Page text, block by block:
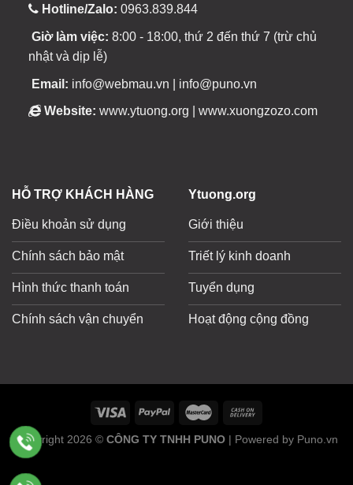
Hotline/Zalo: 0963.839.844
Giờ làm việc: 8:00 - 18:00, thứ 2 đến thứ 7 (trừ chủ
nhật và dịp lễ)
Email: info@webmau.vn | info@puno.vn
Website: www.ytuong.org | www.xuongzozo.com
HỖ TRỢ KHÁCH HÀNG
Điều khoản sử dụng
Chính sách bảo mật
Hình thức thanh toán
Chính sách vận chuyển
Ytuong.org
Giới thiệu
Triết lý kinh doanh
Tuyển dụng
Hoạt động cộng đồng
Copyright 2026 © CÔNG TY TNHH PUNO | Powered by Puno.vn